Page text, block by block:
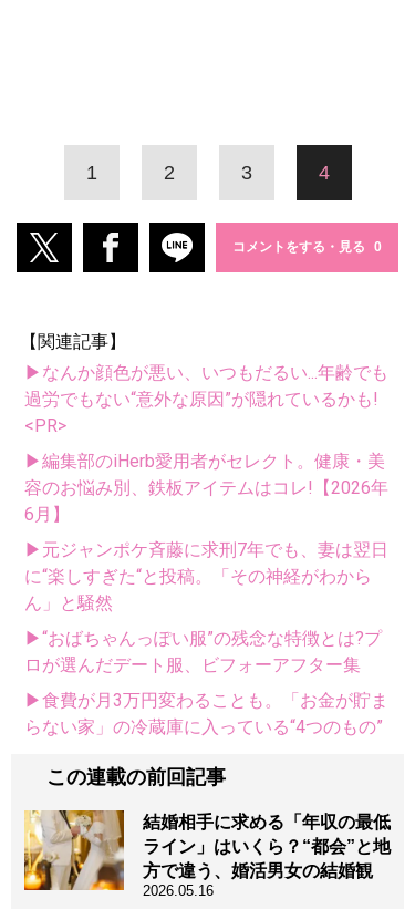
1 2 3 4
コメントをする・見る
【関連記事】
▶なんか顔色が悪い、いつもだるい...年齢でも
過労でもない“意外な原因”が隠れているかも!
<PR>
▶編集部のiHerb愛用者がセレクト。健康・美
容のお悩み別、鉄板アイテムはコレ!【2026年
6月】
▶元ジャンポケ斉藤に求刑7年でも、妻は翌日
に“楽しすぎた“と投稿。「その神経がわから
ん」と騒然
▶“おばちゃんっぽい服”の残念な特徴とは?プ
ロが選んだデート服、ビフォーアフター集
▶食費が月3万円変わることも。「お金が貯ま
らない家」の冷蔵庫に入っている“4つのもの”
この連載の前回記事
結婚相手に求める「年収の最低
ライン」はいくら？“都会”と地
方で違う、婚活男女の結婚観
2026.05.16